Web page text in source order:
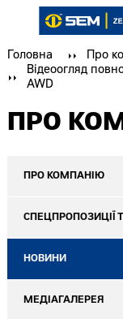
Головна Про
Відеоогляд
AWD
ПРО
ПРО КОМПАНІЮ
СПЕЦПРОПОЗИЦІЇ
НОВИНИ
МЕДІАГАЛЕРЕЯ